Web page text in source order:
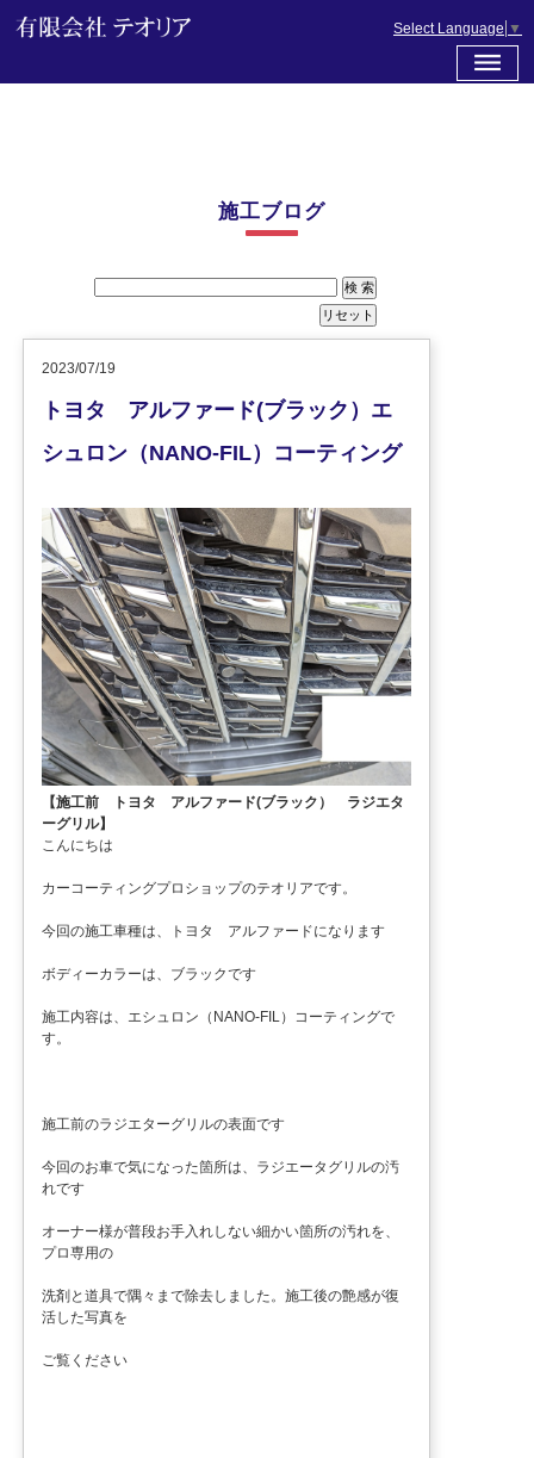
Select Language ▼
施工ブログ
2023/07/19
トヨタ アルファード(ブラック）エ
シュロン（NANO-FIL）コーティング
【施工前 トヨタ アルファード(ブラック） ラジエタ
ーグリル】
こんにちは
カーコーティングプロショップのテオリアです。
今回の施工車種は、トヨタ アルファードになります
ボディーカラーは、ブラックです
施工内容は、エシュロン（NANO-FIL）コーティングで
す。
施工前のラジエターグリルの表面です
今回のお車で気になった箇所は、ラジエータグリルの汚
れです
オーナー様が普段お手入れしない細かい箇所の汚れを、
プロ専用の
洗剤と道具で隅々まで除去しました。施工後の艶感が復
活した写真を
ご覧ください